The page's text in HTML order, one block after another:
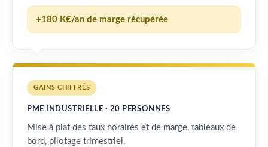
+180 K€/an de marge récupérée
GAINS CHIFFRÉS
PME INDUSTRIELLE · 20 PERSONNES
Mise à plat des taux horaires et de marge, tableaux de
bord, pilotage trimestriel.